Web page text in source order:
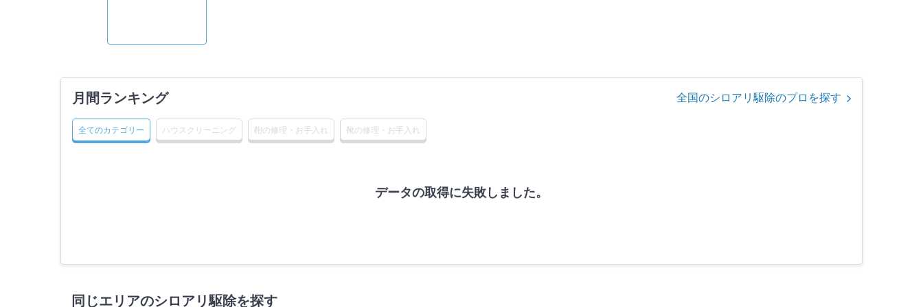
月間ランキング 全国のシロアリ駆除のプロを探す
全てのカテゴリー ハウスクリーニング 鞄の修理・お手入れ 靴の修理・お手入れ
データの取得に失敗しました。
同じエリアのシロアリ駆除を探す